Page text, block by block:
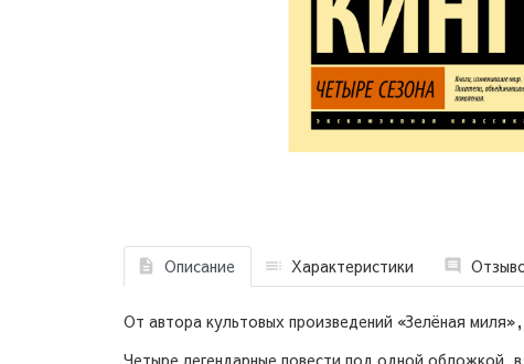
Описание Характеристики
От автора культовых произведений «Зелёная
Четыре легендарные повести под одной обложкой,